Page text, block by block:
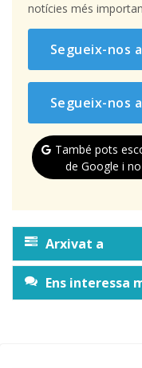
notícies més
Segueix-nos
Segueix-nos
També pots
de Google i
Arxivat a
Ens interessa